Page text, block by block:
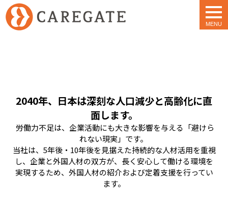
2040年、日本は深刻な人口減少と高齢化に直
面します。
労働力不足は、企業活動にも大きな影響を与える「避けら
れない現実」です。
当社は、5年後・10年後を見据えた持続的な人材活用を重視
し、企業と外国人材の双方が、長く安心して働ける環境を
実現するため、外国人材の紹介および定着支援を行ってい
ます。